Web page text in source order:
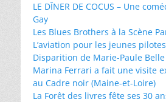
LE DÎNER DE COCUS – Une
Gay
Les Blues Brothers à la Scène
L’aviation pour les jeunes
Disparition de Marie-Paule Belle
Marina Ferrari a fait une visite
au Cadre noir (Maine-et-Loire)
La Forêt des livres fête ses 30